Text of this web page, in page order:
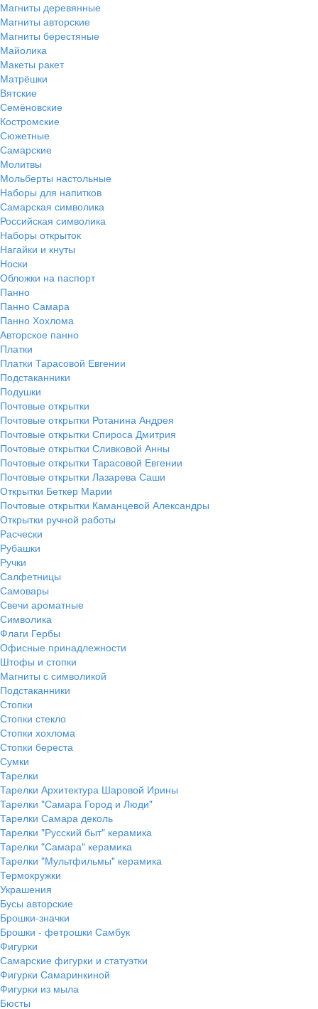
Магниты деревянные
Магниты авторские
Магниты берестяные
Майолика
Макеты ракет
Матрёшки
Вятские
Семёновские
Костромские
Сюжетные
Самарские
Молитвы
Мольберты настольные
Наборы для напитков
Самарская символика
Российская символика
Наборы открыток
Нагайки и кнуты
Носки
Обложки на паспорт
Панно
Панно Самара
Панно Хохлома
Авторское панно
Платки
Платки Тарасовой Евгении
Подстаканники
Подушки
Почтовые открытки
Почтовые открытки Ротанина Андрея
Почтовые открытки Спироса Дмитрия
Почтовые открытки Сливковой Анны
Почтовые открытки Тарасовой Евгении
Почтовые открытки Лазарева Саши
Открытки Беткер Марии
Почтовые открытки Каманцевой Александры
Открытки ручной работы
Расчески
Рубашки
Ручки
Салфетницы
Самовары
Свечи ароматные
Символика
Флаги Гербы
Офисные принадлежности
Штофы и стопки
Магниты с символикой
Подстаканники
Стопки
Стопки стекло
Стопки хохлома
Стопки береста
Сумки
Тарелки
Тарелки Архитектура Шаровой Ирины
Тарелки "Самара Город и Люди"
Тарелки Самара деколь
Тарелки "Русский быт" керамика
Тарелки "Самара" керамика
Тарелки "Мультфильмы" керамика
Термокружки
Украшения
Бусы авторские
Брошки-значки
Брошки - фетрошки Самбук
Фигурки
Самарские фигурки и статуэтки
Фигурки Самаринкиной
Фигурки из мыла
Бюсты